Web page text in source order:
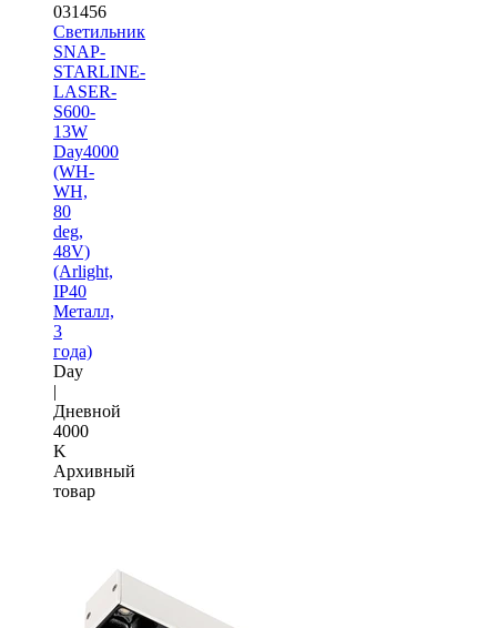
031456
Светильник
SNAP-
STARLINE-
LASER-
S600-
13W
Day4000
(WH-
WH,
80
deg,
48V)
(Arlight,
IP40
Металл,
3
года)
Day
|
Дневной
4000
K
Архивный
товар